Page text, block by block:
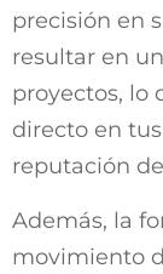
precisión en
resultar en
proyectos, lo
directo en
reputación
Además, la
movimiento